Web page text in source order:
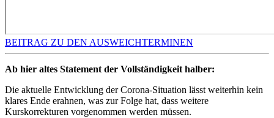
BEITRAG ZU DEN AUSWEICHTERMINEN
Ab hier altes Statement der Vollständigkeit halber:
Die aktuelle Entwicklung der Corona-Situation lässt weiterhin kein
klares Ende erahnen, was zur Folge hat, dass weitere
Kurskorrekturen vorgenommen werden müssen.